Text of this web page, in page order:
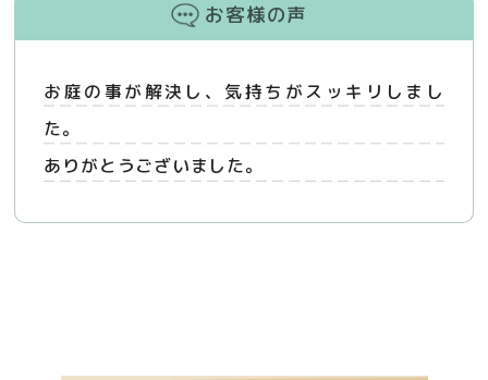
お客様の声
お庭の事が解決し、気持ちがスッキリしまし
た。
ありがとうございました。